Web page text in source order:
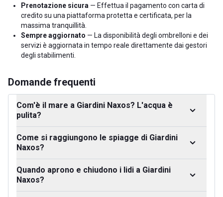
Prenotazione sicura — Effettua il pagamento con carta di
credito su una piattaforma protetta e certificata, per la
massima tranquillità.
Sempre aggiornato — La disponibilità degli ombrelloni e dei
servizi è aggiornata in tempo reale direttamente dai gestori
degli stabilimenti.
Domande frequenti
Com'è il mare a Giardini Naxos? L'acqua è
pulita?
Come si raggiungono le spiagge di Giardini
Naxos?
Quando aprono e chiudono i lidi a Giardini
Naxos?